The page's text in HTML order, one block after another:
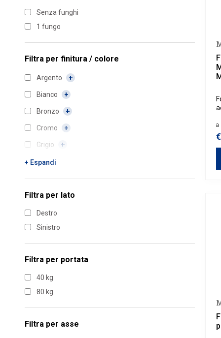
Senza funghi
1 fungo
Filtra per finitura / colore
Argento
Bianco
Bronzo
Cromo
Grigio
Marrone
Nero
Oro
+ Espandi
Filtra per lato
Destro
Sinistro
Filtra per portata
40 kg
80 kg
Filtra per asse
a